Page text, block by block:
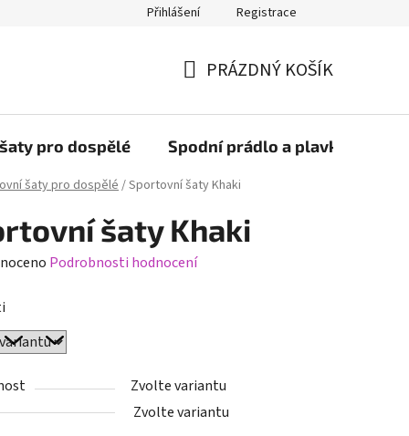
Přihlášení Registrace
KOŠÍK
PRÁZDNÝ KOŠÍK
pro dospělé Spodní prádlo a plavky
šaty pro dospělé/Sportovní šaty Khaki
šaty Khaki
Podrobnosti hodnocení
Zvolte variantu
Zvolte variantu